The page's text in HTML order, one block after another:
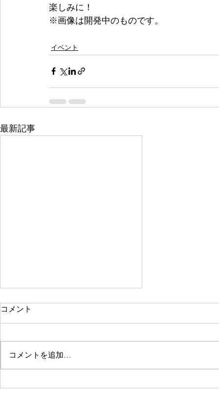
楽しみに！
※画像は開発中のものです。
イベント
最新記事
ゲームパビリオンjpに参加い
つかず……広報の河野です。 ね
こどらソフトは３月２５日に大阪
コメント
コメントを追加…